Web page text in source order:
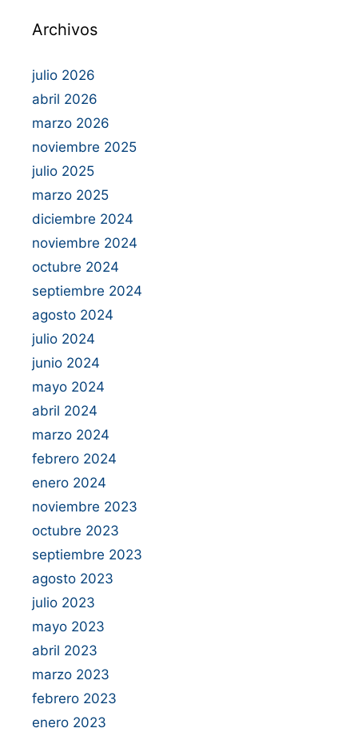
Archivos
julio 2026
abril 2026
marzo 2026
noviembre 2025
julio 2025
marzo 2025
diciembre 2024
noviembre 2024
octubre 2024
septiembre 2024
agosto 2024
julio 2024
junio 2024
mayo 2024
abril 2024
marzo 2024
febrero 2024
enero 2024
noviembre 2023
octubre 2023
septiembre 2023
agosto 2023
julio 2023
mayo 2023
abril 2023
marzo 2023
febrero 2023
enero 2023